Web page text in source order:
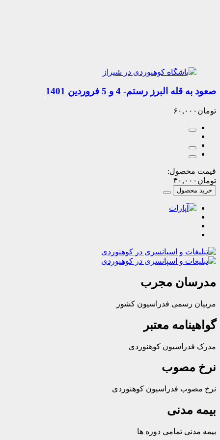
رستم- 4 و 5 فروردین 1401
مجرب
رسمی فدراسیون کشور
معتبر
کوهنوردی
فدراسیون کوهنوردی
تمامی دوره ها